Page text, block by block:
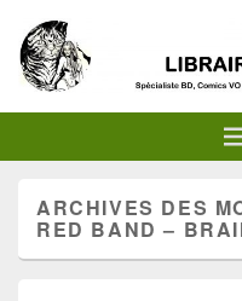
ARCHIVES DES
RED BAND –